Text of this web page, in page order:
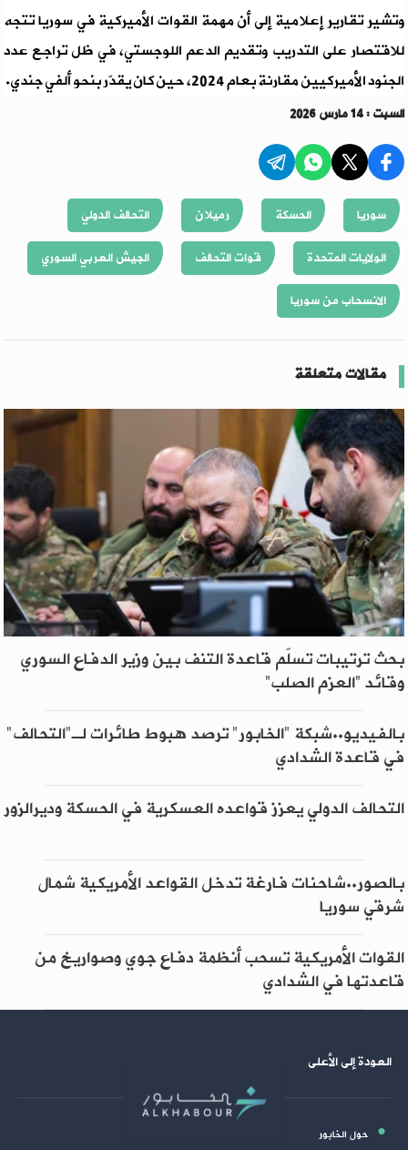
وتشير تقارير إعلامية إلى أن مهمة القوات الأميركية في سوريا تتجه
للاقتصار على التدريب وتقديم الدعم اللوجستي، في ظل تراجع عدد
الجنود الأميركيين مقارنة بعام 2024، حين كان يقدّر بنحو ألفي جندي.
السبت : 14 مارس 2026
سوريا الحسكة رميلان
التحالف الدولي
الولايات المتحدة
قوات التحالف
الجيش العربي السوري
الانسحاب من سوريا
مقالات متعلقة
بحث ترتيبات تسلّم قاعدة التنف بين وزير الدفاع السوري
وقائد “العزم الصلب”
بالفيديو..شبكة "الخابور" ترصد هبوط طائرات لـ"التحالف"
في قاعدة الشدادي
التحالف الدولي يعزز قواعده العسكرية في الحسكة وديرالزور
بالصور..شاحنات فارغة تدخل القواعد الأمريكية شمال
شرقي سوريا
القوات الأمريكية تسحب أنظمة دفاع جوي وصواريخ من
قاعدتها في الشدادي
العودة إلى الأعلى
حول الخابور